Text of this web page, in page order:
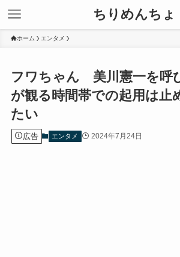
ちりめんちょ
ホーム エンタメ
フワちゃん 美川憲一を呼
が観る時間帯での起用は止
たい
広告 エンタメ 2024年7月24日